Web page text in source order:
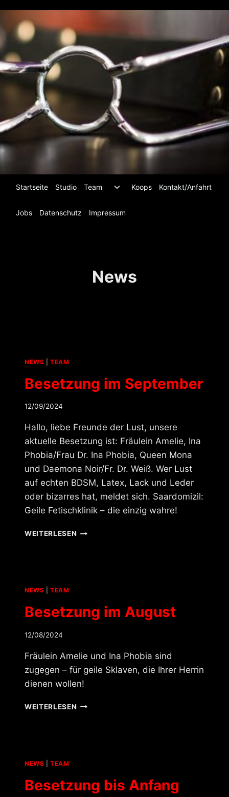
Inhalt
springen
Startseite Studio Team
Untermenü
umschalten
Koops Kontakt/Anfahrt
Jobs Datenschutz Impressum
News
NEWS |TEAM
Besetzung im September
12/09/2024
Hallo, liebe Freunde der Lust, unsere
aktuelle Besetzung ist: Fräulein Amelie, Ina
Phobia/Frau Dr. Ina Phobia, Queen Mona
und Daemona Noir/Fr. Dr. Weiß. Wer Lust
auf echten BDSM, Latex, Lack und Leder
oder bizarres hat, meldet sich. Saardomizil:
Geile Fetischklinik – die einzig wahre!
WEITERLESENBESETZUNG
NEWS |TEAM
Besetzung im August
12/08/2024
Fräulein Amelie und Ina Phobia sind
zugegen – für geile Sklaven, die Ihrer Herrin
dienen wollen!
WEITERLESENBESETZUNG
NEWS |TEAM
Besetzung bis Anfang